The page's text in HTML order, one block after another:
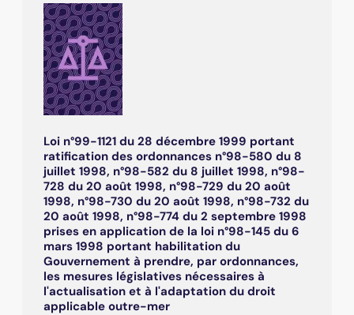
Loi n°99-1121 du 28 décembre 1999 portant
ratification des ordonnances n°98-580 du 8
juillet 1998, n°98-582 du 8 juillet 1998, n°98-
728 du 20 août 1998, n°98-729 du 20 août
1998, n°98-730 du 20 août 1998, n°98-732 du
20 août 1998, n°98-774 du 2 septembre 1998
prises en application de la loi n°98-145 du 6
mars 1998 portant habilitation du
Gouvernement à prendre, par ordonnances,
les mesures législatives nécessaires à
l'actualisation et à l'adaptation du droit
applicable outre-mer